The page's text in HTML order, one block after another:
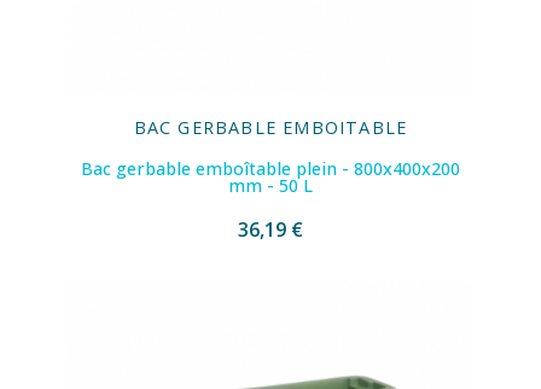
BAC GERBABLE EMBOITABLE
Bac gerbable emboîtable plein - 800x400x200
mm - 50 L
36,19 €